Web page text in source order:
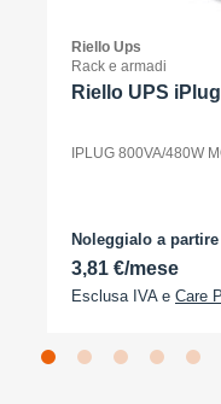
Riello Ups
Rack e armadi
Riello UPS
IPLUG 800VA/480W
Noleggialo a
3,81 €/mese
Esclusa IVA e Care